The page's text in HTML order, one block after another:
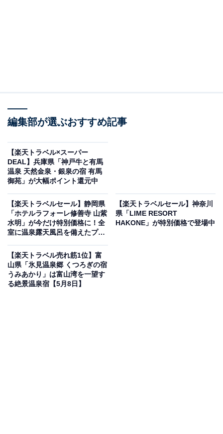
塩原温泉 湯ったりの宿 松楓楼 松屋（画像出典：楽天トラベル）
旅館」で1位を獲得しているのは、「塩原温泉 湯ったり
の宿 松楓楼 松屋」です。
楽天トラベルでホテルを見る
編集部が選ぶおすすめ記事
【楽天トラベル×スーパー
DEAL】兵庫県「神戸牛と有馬
温泉 天然金泉・銀泉の宿 有馬
御苑」が大幅ポイント還元中
【楽天トラベルセール】静岡県
「ホテルラフォーレ修善寺 山紫
水明」が今だけ特別価格に！全
室に温泉露天風呂を備えたプラ
日】
【楽天トラベルセール】神奈川
県「LIME RESORT
HAKONE」が特別価格で登場中
【楽天トラベル売れ筋1位】富
山県「氷見温泉郷 くつろぎの宿
うみあかり」は富山湾を一望す
る絶景温泉宿【5月8日】